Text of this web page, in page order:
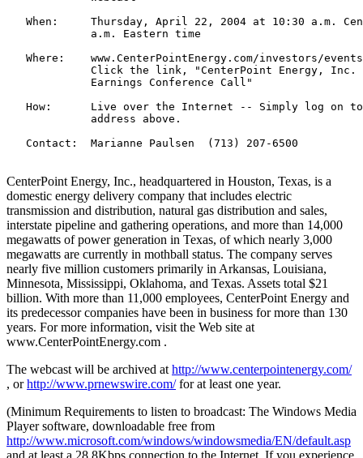
When:     Thursday, April 22, 2004 at 10:30 a.m.
             a.m. Eastern time
   Where:    www.CenterPointEnergy.com/investors/events
Click the link, "CenterPoint Energy, Inc.
             Earnings Conference Call"
How:      Live over the Internet -- Simply log on
             address above.
   Contact:  Marianne Paulsen  (713) 207-6500
CenterPoint Energy, Inc., headquartered in Houston, Texas, is a
domestic energy delivery company that includes electric
transmission and distribution, natural gas distribution and sales,
interstate pipeline and gathering operations, and more than 14,000
megawatts of power generation in Texas, of which nearly 3,000
megawatts are currently in mothball status. The company serves
nearly five million customers primarily in Arkansas, Louisiana,
Minnesota, Mississippi, Oklahoma, and Texas. Assets total $21
billion. With more than 11,000 employees, CenterPoint Energy and
its predecessor companies have been in business for more than 130
years. For more information, visit the Web site at
www.CenterPointEnergy.com .
The webcast will be archived at http://www.centerpointenergy.com/
, orhttp://www.prnewswire.com/for at least one year.
(Minimum Requirements to listen to broadcast: The Windows Media
Player software, downloadable free from
http://www.microsoft.com/windows/windowsmedia/EN/default.asp
and at least a 28.8Kbps connection to the Internet. If you experience